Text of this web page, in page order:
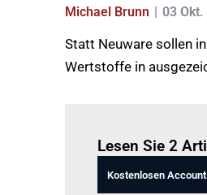
Michael Brunn 03
Statt Neuware sollen
Wertstoffe in
Lesen Sie 2
Kostenlosen